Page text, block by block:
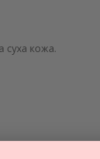
суха кожа.